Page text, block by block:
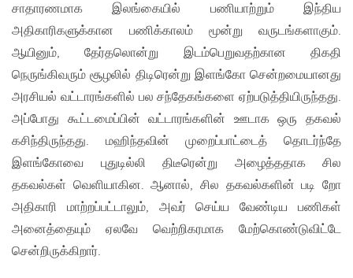
சாதாரணமாக இலங்கையில் பணியாற்றும் இந்திய
அதிகாரிகளுக்கான பணிக்காலம் மூன்று வருடங்களாகும்.
ஆயினும், தேர்தலொன்று இடம்பெறுவதற்கான திகதி
நெருங்கிவரும் சூழலில் திடிரென்று இளங்கோ சென்றமையானது
அரசியல் வட்டாரங்களில் பல சந்தேகங்களை ஏற்படுத்தியிருந்தது.
அப்போது கூட்டமைப்பின் வட்டாரங்களின் ஊடாக ஒரு தகவல்
கசிந்திருந்தது. மஹிந்தவின் முறைப்பாட்டைத் தொடர்ந்தே
இளங்கோவை புதுடில்லி திடீரென்று அழைத்ததாக சில
தகவல்கள் வெளியாகின. ஆனால், சில தகவல்களின் படி றோ
அதிகாரி மாற்றப்பட்டாலும், அவர் செய்ய வேண்டிய பணிகள்
அனைத்தையும் ஏலவே வெற்றிகரமாக மேற்கொண்டுவிட்டே
சென்றிருக்கிறார்.